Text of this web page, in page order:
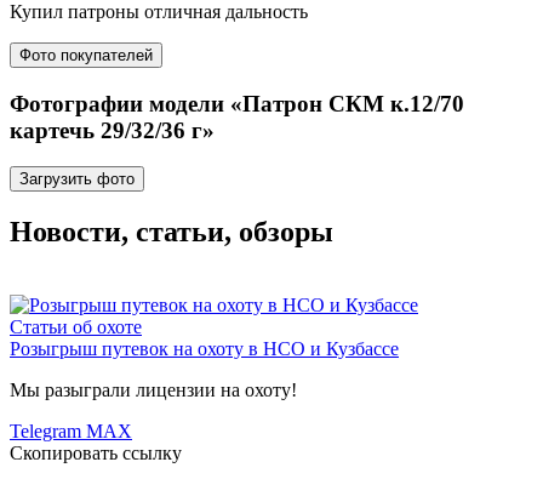
Купил патроны отличная дальность
Фото покупателей
Фотографии модели «Патрон СКМ к.12/70
картечь 29/32/36 г»
Загрузить фото
Новости, статьи, обзоры
Статьи об охоте
Розыгрыш путевок на охоту в НСО и Кузбассе
Мы разыграли лицензии на охоту!
Telegram MAX
Скопировать ссылку